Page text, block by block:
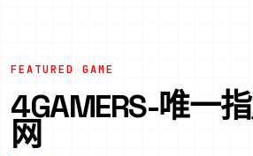
FEATURED GAME
4GAMERS-唯一
网